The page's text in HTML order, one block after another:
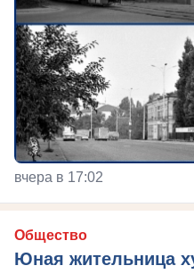
вчера в 17:02
Общество
Юная жительница